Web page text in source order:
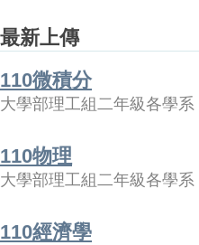
最新上傳
110微積分
大學部理工組二年級各學系
110物理
大學部理工組二年級各學系
110經濟學